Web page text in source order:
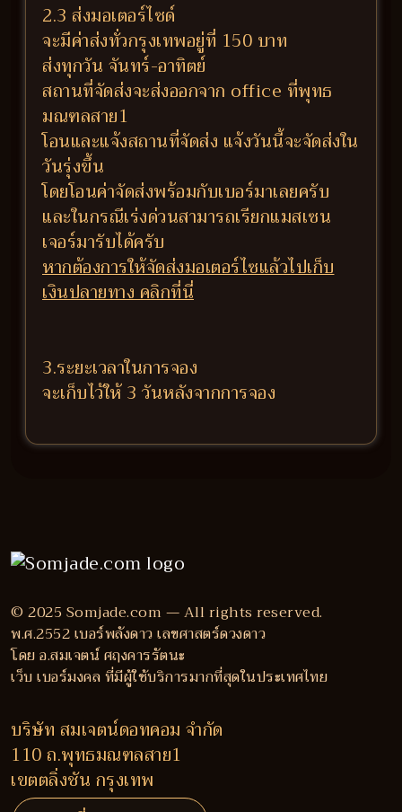
2.3 ส่งมอเตอร์ไซด์
จะมีค่าส่งทั่วกรุงเทพอยู่ที่ 150 บาท
ส่งทุกวัน จันทร์-อาทิตย์
สถานที่จัดส่งจะส่งออกจาก office ที่พุทธ
มณฑลสาย1
โอนและแจ้งสถานที่จัดส่ง แจ้งวันนี้จะจัดส่งใน
วันรุ่งขึ้น
โดยโอนค่าจัดส่งพร้อมกับเบอร์มาเลยครับ
และในกรณีเร่งด่วนสามารถเรียกแมสเซน
เจอร์มารับได้ครับ
หากต้องการให้จัดส่งมอเตอร์ไซแล้วไปเก็บ
เงินปลายทาง คลิกที่นี่
3.ระยะเวลาในการจอง
จะเก็บไว้ให้ 3 วันหลังจากการจอง
© 2025 Somjade.com — All rights reserved.
พ.ศ.2552 เบอร์พลังดาว เลขศาสตร์ดวงดาว
โดย อ.สมเจตน์ ศฤงคารรัตนะ
เว็บ เบอร์มงคล ที่มีผู้ใช้บริการมากที่สุดในประเทศไทย
บริษัท สมเจตน์ดอทคอม จำกัด
110 ถ.พุทธมณฑลสาย1
เขตตลิ่งชัน กรุงเทพ